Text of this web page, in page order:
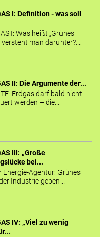
I: Definition - was soll
I: Was heißt „Grünes
versteht man darunter?...
II: Die Argumente der...
Erdgas darf bald nicht
werden – die...
III: „Große
bei...
Energie-Agentur: Grünes
Industrie geben...
IV: „Viel zu wenig